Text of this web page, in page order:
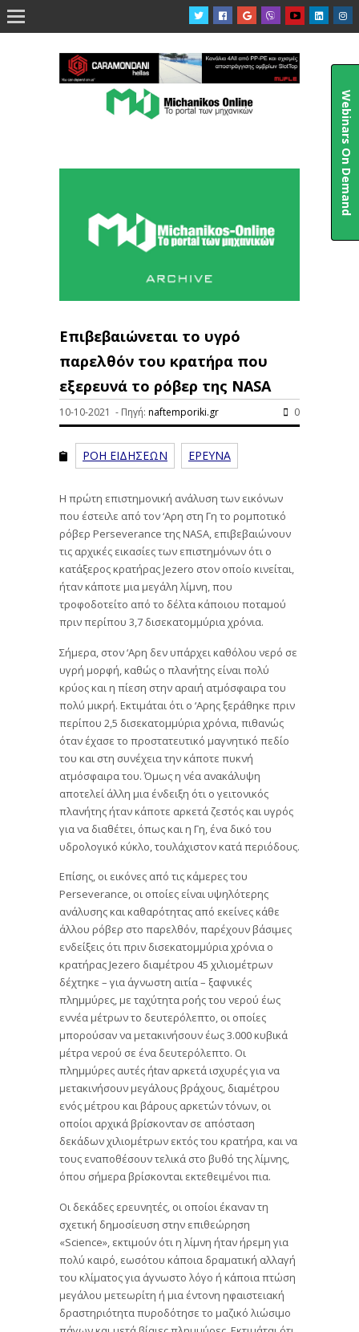

Επιβεβαιώνεται το υγρό
παρελθόν του κρατήρα που
εξερευνά το ρόβερ της NASA
10-10-2021 - Πηγή: naftemporiki.gr 0
ΡΟΗ ΕΙΔΗΣΕΩΝ ΕΡΕΥΝΑ
Η πρώτη επιστημονική ανάλυση των εικόνων
που έστειλε από τον ‘Αρη στη Γη το ρομποτικό
ρόβερ Perseverance της NASA, επιβεβαιώνουν
τις αρχικές εικασίες των επιστημόνων ότι ο
κατάξερος κρατήρας Jezero στον οποίο κινείται,
ήταν κάποτε μια μεγάλη λίμνη, που
τροφοδοτείτο από το δέλτα κάποιου ποταμού
πριν περίπου 3,7 δισεκατομμύρια χρόνια.
Σήμερα, στον ‘Αρη δεν υπάρχει καθόλου νερό σε
υγρή μορφή, καθώς ο πλανήτης είναι πολύ
κρύος και η πίεση στην αραιή ατμόσφαιρα του
πολύ μικρή. Εκτιμάται ότι ο ‘Αρης ξεράθηκε πριν
περίπου 2,5 δισεκατομμύρια χρόνια, πιθανώς
όταν έχασε το προστατευτικό μαγνητικό πεδίο
του και στη συνέχεια την κάποτε πυκνή
ατμόσφαιρα του. Όμως η νέα ανακάλυψη
αποτελεί άλλη μια ένδειξη ότι ο γειτονικός
πλανήτης ήταν κάποτε αρκετά ζεστός και υγρός
για να διαθέτει, όπως και η Γη, ένα δικό του
υδρολογικό κύκλο, τουλάχιστον κατά περιόδους.
Επίσης, οι εικόνες από τις κάμερες του
Perseverance, οι οποίες είναι υψηλότερης
ανάλυσης και καθαρότητας από εκείνες κάθε
άλλου ρόβερ στο παρελθόν, παρέχουν βάσιμες
ενδείξεις ότι πριν δισεκατομμύρια χρόνια ο
κρατήρας Jezero διαμέτρου 45 χιλιομέτρων
δέχτηκε – για άγνωστη αιτία – ξαφνικές
πλημμύρες, με ταχύτητα ροής του νερού έως
εννέα μέτρων το δευτερόλεπτο, οι οποίες
μπορούσαν να μετακινήσουν έως 3.000 κυβικά
μέτρα νερού σε ένα δευτερόλεπτο. Οι
πλημμύρες αυτές ήtαν αρκετά ισχυρές για να
μετακινήσουν μεγάλους βράχους, διαμέτρου
ενός μέτρου και βάρους αρκετών τόνων, οι
οποίοι αρχικά βρίσκονταν σε απόσταση
δεκάδων χιλιομέτρων εκτός του κρατήρα, και να
τους εναποθέσουν τελικά στο βυθό της λίμνης,
όπου σήμερα βρίσκονται εκτεθειμένοι πια.
Οι δεκάδες ερευνητές, οι οποίοι έκαναν τη
σχετική δημοσίευση στην επιθεώρηση
«Science», εκτιμούν ότι η λίμνη ήταν ήρεμη για
πολύ καιρό, εωσότου κάποια δραματική αλλαγή
του κλίματος για άγνωστο λόγο ή κάποια πτώση
μεγάλου μετεωρίτη ή μια έντονη ηφαιστειακή
δραστηριότητα πυροδότησε το μαζικό λιώσιμο
Webinars On Demand